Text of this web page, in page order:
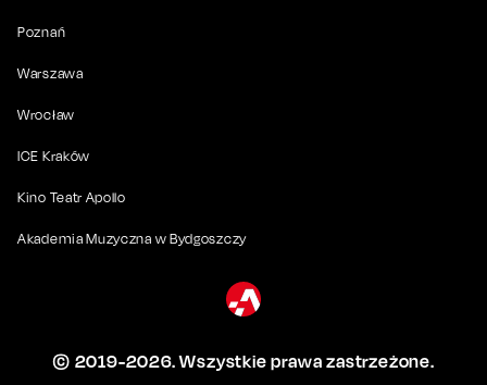
Poznań
Warszawa
Wrocław
ICE Kraków
Kino Teatr Apollo
Akademia Muzyczna w Bydgoszczy
© 2019-2026. Wszystkie prawa zastrzeżone.